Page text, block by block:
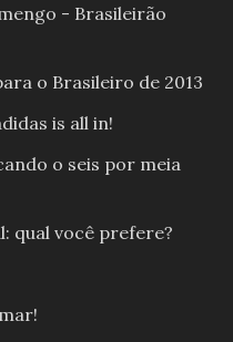
- Brasileirão
o Brasileiro de 2013
is all in!
o seis por meia
qual você prefere?